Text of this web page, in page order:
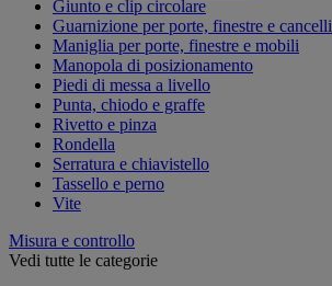
Giunto e clip circolare
Guarnizione per porte, finestre e cancelli
Maniglia per porte, finestre e mobili
Manopola di posizionamento
Piedi di messa a livello
Punta, chiodo e graffe
Rivetto e pinza
Rondella
Serratura e chiavistello
Tassello e perno
Vite
Misura e controllo
Vedi tutte le categorie